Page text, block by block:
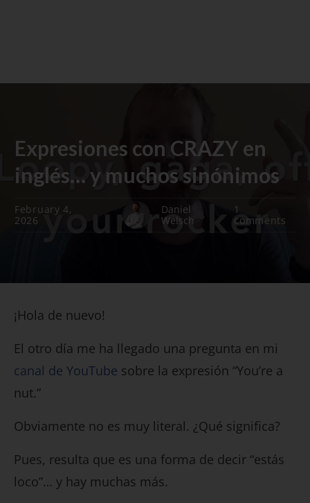
Expresiones con CRAZY en
inglés… y muchos sinónimos
February 4,
2026
Daniel
Welsch
1
comments
¡Hola de nuevo!
El otro día me ha llegado una pregunta en mi
canal de YouTube sobre la expresión “You’re a
nut.”
Obviamente no es muy literal. ¿Qué significa?
Pues, resulta que es una forma de decir “estás
loco”… y hay muchas más.